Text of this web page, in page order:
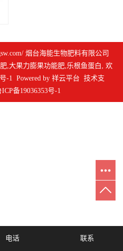
烟台海能生物肥料有限公司
,大果力膨果功能肥,乐根鱼蛋白 , 欢
-1 Powered by 祥云平台 技术支
ICP备19036353号-1
电话 联系